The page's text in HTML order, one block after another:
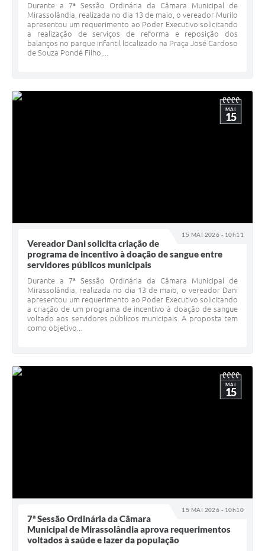
Durante a 7ª Sessão Ordinária da Câmara Municipal de
Mirassolândia, realizada no dia 13 de maio, o vereador Murilo
apresentou um requerimento ao Poder Executivo solicitando
a realização de serviços de reforma e reposição dos
balanços no parque infantil localizado na Praça José Cardoso
de Souza Pondé Filho,...
15 MAI 2026 - 10h11
MAI
15
Vereador Dani solicita criação de
programa de incentivo à doação de sangue entre
servidores públicos municipais
Durante a 7ª Sessão Ordinária da Câmara Municipal de
Mirassolândia, realizada no dia 13 de maio, o vereador Dani
apresentou um requerimento ao Poder Executivo solicitando
a criação de um programa de incentivo à doação de sangue
voltado aos servidores públicos municipais. A proposta tem
como objetivo...
15 MAI 2026 - 10h10
MAI
15
7ª Sessão Ordinária da Câmara
Municipal de Mirassolândia aprova requerimentos
voltados à saúde e lazer da população